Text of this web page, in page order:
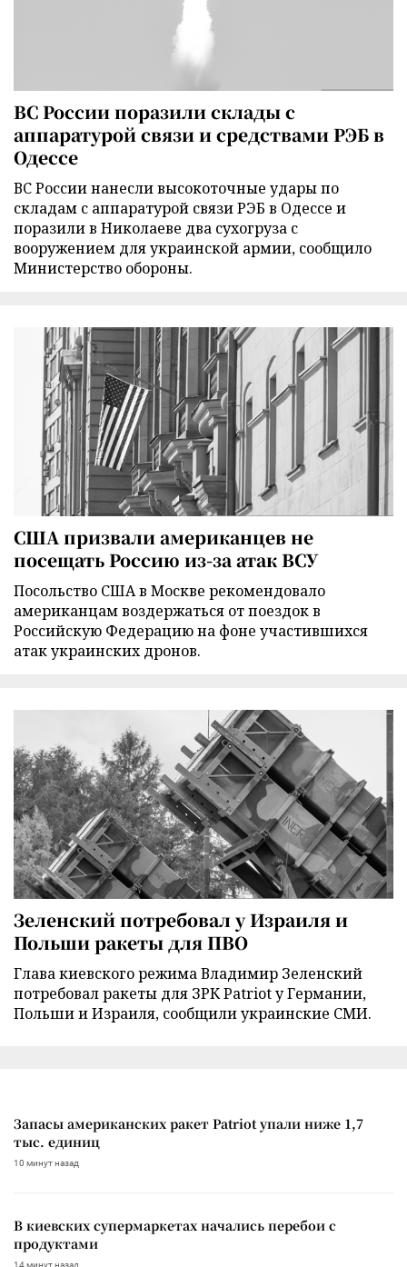
ВС России поразили склады с
аппаратурой связи и средствами РЭБ в
Одессе
ВС России нанесли высокоточные удары по
складам с аппаратурой связи РЭБ в Одессе и
поразили в Николаеве два сухогруза с
вооружением для украинской армии, сообщило
Министерство обороны.
США призвали американцев не
посещать Россию из-за атак ВСУ
Посольство США в Москве рекомендовало
американцам воздержаться от поездок в
Российскую Федерацию на фоне участившихся
атак украинских дронов.
Зеленский потребовал у Израиля и
Польши ракеты для ПВО
Глава киевского режима Владимир Зеленский
потребовал ракеты для ЗРК Patriot у Германии,
Польши и Израиля, сообщили украинские СМИ.
Запасы американских ракет Patriot упали ниже 1,7
тыс. единиц
10 минут назад
В киевских супермаркетах начались перебои с
продуктами
14 минут назад